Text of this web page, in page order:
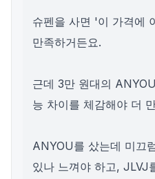
슈펜을 사면 '이 가격에
만족하거든요.
근데 3만 원대의
능 차이를 체감해야 더
ANYOU를 샀는데 미끄
있나 느껴야 하고, JLVJ